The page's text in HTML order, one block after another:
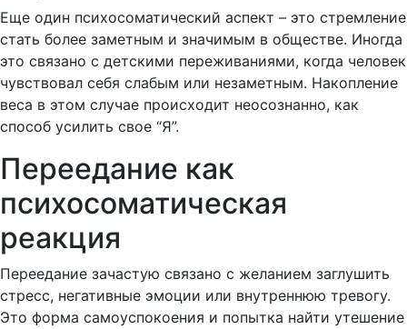
Еще один психосоматический аспект – это стремление
стать более заметным и значимым в обществе. Иногда
это связано с детскими переживаниями, когда человек
чувствовал себя слабым или незаметным. Накопление
веса в этом случае происходит неосознанно, как
способ усилить свое “Я”.
Переедание как
психосоматическая
реакция
Переедание зачастую связано с желанием заглушить
стресс, негативные эмоции или внутреннюю тревогу.
Это форма самоуспокоения и попытка найти утешение